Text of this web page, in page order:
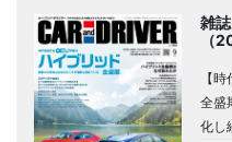
雑
（
【
全盛
化し